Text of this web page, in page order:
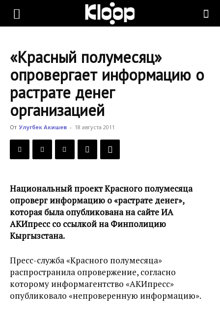
KLOOP.KG
Новости
Кыргызстана
«Красный полумесяц»
опровергает информацию о
растрате денег
организацией
От Улугбек Акишев - 18 августа 2011
Национальный проект Красного полумесяца
опроверг информацию о «растрате денег»,
которая была опубликована на сайте ИА
АКИпресс со ссылкой на Финполицию
Кыргызстана.
Пресс-служба «Красного полумесяца»
распространила опровержение, согласно
которому информагентство «АКИпресс»
опубликовало «непроверенную информацию».